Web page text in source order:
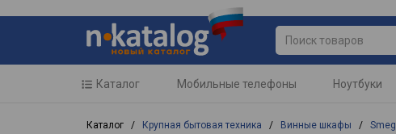
Каталог Мобильные телефоны Ноутбуки
Каталог / Крупная бытовая техника / Винные шкафы / Smeg